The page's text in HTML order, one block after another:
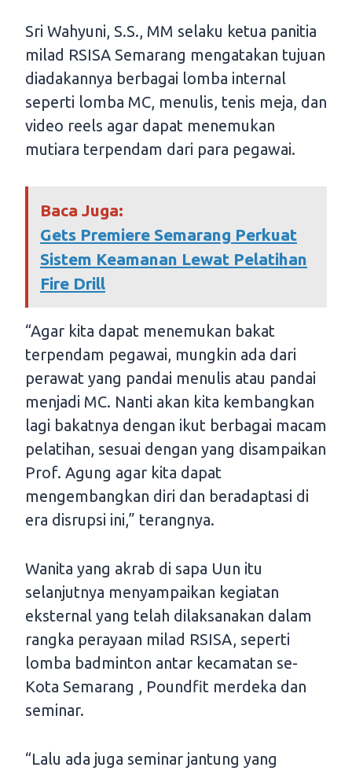
Sri Wahyuni, S.S., MM selaku ketua panitia
milad RSISA Semarang mengatakan tujuan
diadakannya berbagai lomba internal
seperti lomba MC, menulis, tenis meja, dan
video reels agar dapat menemukan
mutiara terpendam dari para pegawai.
Baca Juga:
Gets Premiere Semarang Perkuat
Sistem Keamanan Lewat Pelatihan
Fire Drill
“Agar kita dapat menemukan bakat
terpendam pegawai, mungkin ada dari
perawat yang pandai menulis atau pandai
menjadi MC. Nanti akan kita kembangkan
lagi bakatnya dengan ikut berbagai macam
pelatihan, sesuai dengan yang disampaikan
Prof. Agung agar kita dapat
mengembangkan diri dan beradaptasi di
era disrupsi ini,” terangnya.
Wanita yang akrab di sapa Uun itu
selanjutnya menyampaikan kegiatan
eksternal yang telah dilaksanakan dalam
rangka perayaan milad RSISA, seperti
lomba badminton antar kecamatan se-
Kota Semarang , Poundfit merdeka dan
seminar.
“Lalu ada juga seminar jantung yang